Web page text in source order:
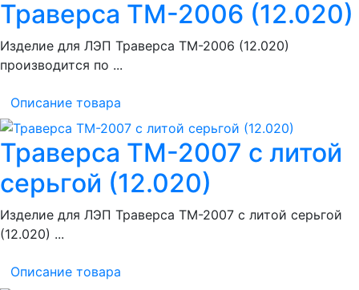
Траверса ТМ-2006 (12.020)
Изделие для ЛЭП Траверса ТМ-2006 (12.020)
производится по ...
Описание товара
Траверса ТМ-2007 с литой
серьгой (12.020)
Изделие для ЛЭП Траверса ТМ-2007 с литой серьгой
(12.020) ...
Описание товара